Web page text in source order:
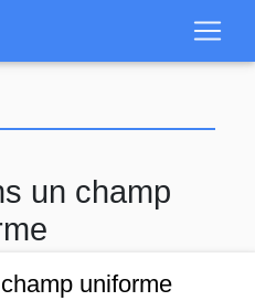
contenu
un champ
uniforme